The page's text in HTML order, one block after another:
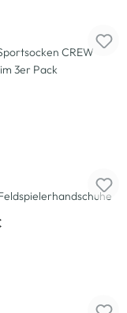
CREW
3er Pack